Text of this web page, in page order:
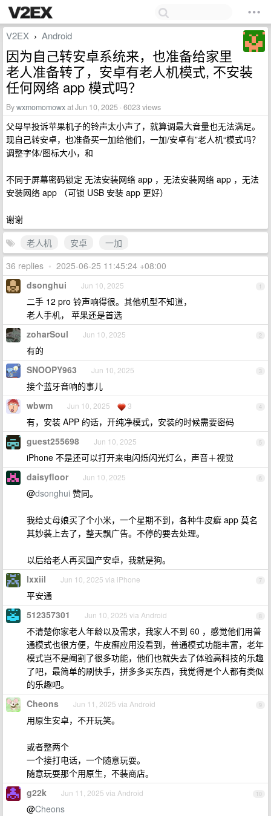
V2EX › Android
因为自己转安卓系统来，也准备给家里
老人准备转了，安卓有老人机模式, 不安装
任何网络 app 模式吗？
Bywxmomomowxat Jun 10, 2025 · 6023 views
父母早投诉苹果机子的铃声太小声了，就算调最大音量也无法满足。
现自己转安卓，也准备买一加给他们，一加/安卓有”老人机“模式吗？
调整字体/图标大小，和
不同于屏幕密码锁定 无法安装网络 app ，无法安装网络 app ，无法
安装网络 app （可锁 USB 安装 app 更好）
谢谢
老人机
安卓
一加
36 replies • 2025-06-25 11:45:24 +08:00
1
dsonghui Jun 10, 2025
二手 12 pro 铃声响得很。其他机型不知道，
老人手机， 苹果还是首选
2
zoharSoul Jun 10, 2025
有的
3
SNOOPY963 Jun 10, 2025
接个蓝牙音响的事儿
4
wbwm Jun 10, 2025 3
有，安装 APP 的话，开纯净模式，安装的时候需要密码
5
guest255698 Jun 10, 2025
iPhone 不是还可以打开来电闪烁闪光灯么，声音＋视觉
6
daisyfloor Jun 10, 2025
@dsonghui 赞同。
我给丈母娘买了个小米，一个星期不到，各种牛皮癣 app 莫名
其妙装上去了，整天飘广告。不停的要去处理。
以后给老人再买国产安卓，我就是狗。
7
lxxiil Jun 10, 2025 via iPhone
平安通
8
512357301 Jun 10, 2025 via Android
不清楚你家老人年龄以及需求，我家人不到 60 ，感觉他们用普
通模式也很方便，牛皮癣应用没看到，普通模式功能丰富，老年
模式岂不是阉割了很多功能，他们也就失去了体验高科技的乐趣
了吧，最简单的刷快手，拼多多买东西，我觉得是个人都有类似
的乐趣吧。
9
Cheons Jun 11, 2025 via Android
用原生安卓，不开玩笑。
或者整两个
一个接打电话，一个随意玩耍。
随意玩耍那个用原生，不装商店。
10
g22k Jun 11, 2025 via Android
@Cheons